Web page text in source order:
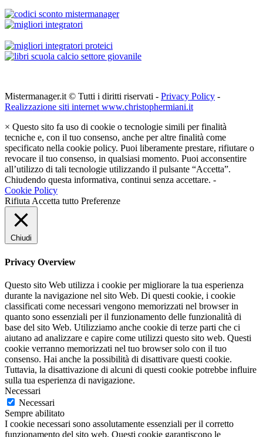
Mistermanager.it © Tutti i diritti riservati - Privacy Policy -
Realizzazione siti internet www.christophermiani.it
× Questo sito fa uso di cookie o tecnologie simili per finalità
tecniche e, con il tuo consenso, anche per altre finalità come
specificato nella cookie policy. Puoi liberamente prestare, rifiutare o
revocare il tuo consenso, in qualsiasi momento. Puoi acconsentire
all’utilizzo di tali tecnologie utilizzando il pulsante “Accetta”.
Chiudendo questa informativa, continui senza accettare. -
Cookie Policy
Rifiuta Accetta tutto Preferenze
Chiudi
Privacy Overview
Questo sito Web utilizza i cookie per migliorare la tua esperienza
durante la navigazione nel sito Web. Di questi cookie, i cookie
classificati come necessari vengono memorizzati nel browser in
quanto sono essenziali per il funzionamento delle funzionalità di
base del sito Web. Utilizziamo anche cookie di terze parti che ci
aiutano ad analizzare e capire come utilizzi questo sito web. Questi
cookie verranno memorizzati nel tuo browser solo con il tuo
consenso. Hai anche la possibilità di disattivare questi cookie.
Tuttavia, la disattivazione di alcuni di questi cookie potrebbe influire
sulla tua esperienza di navigazione.
Necessari
Necessari
Sempre abilitato
I cookie necessari sono assolutamente essenziali per il corretto
funzionamento del sito web. Questi cookie garantiscono le